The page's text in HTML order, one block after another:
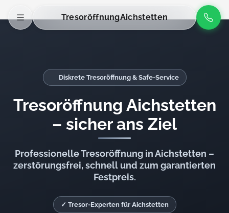
TresoröffnungAichstetten
Diskrete Tresoröffnung & Safe-Service
Tresoröffnung Aichstetten
– sicher ans Ziel
Professionelle Tresoröffnung in Aichstetten –
zerstörungsfrei, schnell und zum garantierten
Festpreis.
✓ Tresor-Experten für Aichstetten